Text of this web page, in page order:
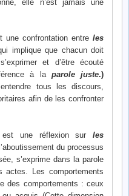
elle n’est jamais une
une confrontation entre les
implique que chacun doit
et d’être écouté
à la parole juste.)
tous les discours,
afin de les confronter
est une réflexion sur les
du processus
s’exprime dans la parole
Les comportements
des comportements : ceux